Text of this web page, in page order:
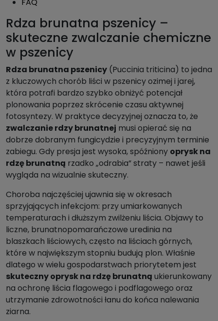
FAQ
Rdza brunatna pszenicy –
skuteczne zwalczanie chemiczne
w pszenicy
Rdza brunatna pszenicy (Puccinia triticina) to jedna
z kluczowych chorób liści w pszenicy ozimej i jarej,
która potrafi bardzo szybko obniżyć potencjał
plonowania poprzez skrócenie czasu aktywnej
fotosyntezy. W praktyce decyzyjnej oznacza to, że
zwalczanie rdzy brunatnej musi opierać się na
dobrze dobranym fungicydzie i precyzyjnym terminie
zabiegu. Gdy presja jest wysoka, spóźniony oprysk na
rdzę brunatną rzadko „odrabia” straty – nawet jeśli
wygląda na wizualnie skuteczny.
Choroba najczęściej ujawnia się w okresach
sprzyjających infekcjom: przy umiarkowanych
temperaturach i dłuższym zwilżeniu liścia. Objawy to
liczne, brunatnopomarańczowe uredinia na
blaszkach liściowych, często na liściach górnych,
które w największym stopniu budują plon. Właśnie
dlatego w wielu gospodarstwach priorytetem jest
skuteczny oprysk na rdzę brunatną ukierunkowany
na ochronę liścia flagowego i podflagowego oraz
utrzymanie zdrowotności łanu do końca nalewania
ziarna.